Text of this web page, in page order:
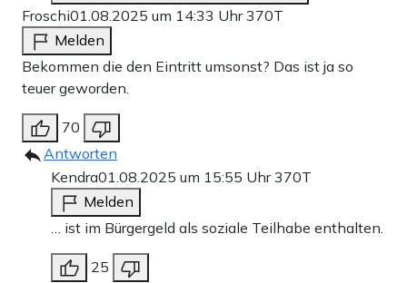
Froschi01.08.2025 um 14:33 Uhr370T
Melden
Bekommen die den Eintritt umsonst? Das ist ja so
teuer geworden.
70
Antworten
Kendra01.08.2025 um 15:55 Uhr370T
Melden
… ist im Bürgergeld als soziale Teilhabe enthalten.
25